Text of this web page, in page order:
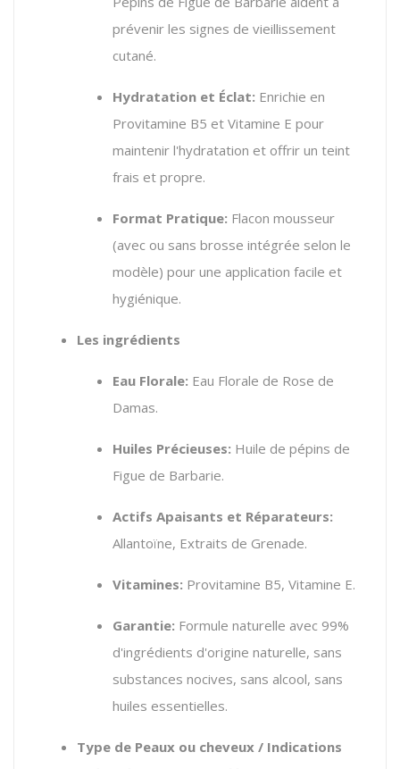
prévenir les signes de vieillissement
cutané.
Hydratation et Éclat: Enrichie en
Provitamine B5 et Vitamine E pour
maintenir l'hydratation et offrir un teint
frais et propre.
Format Pratique: Flacon mousseur
(avec ou sans brosse intégrée selon le
modèle) pour une application facile et
hygiénique.
Les ingrédients
Eau Florale: Eau Florale de Rose de
Damas.
Huiles Précieuses: Huile de pépins de
Figue de Barbarie.
Actifs Apaisants et Réparateurs:
Allantoïne, Extraits de Grenade.
Vitamines: Provitamine B5, Vitamine E.
Garantie: Formule naturelle avec 99%
d'ingrédients d'origine naturelle, sans
substances nocives, sans alcool, sans
huiles essentielles.
Type de Peaux ou cheveux / Indications